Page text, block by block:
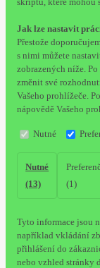
skriptů, které mohou
Jak lze nastavit
Přestože
s nimi můžete
zobrazených níže.
změnit své
Vašeho prohlížeče.
nápovědě Vašeho
Nutné
Nutné
(13)
(1)
Tyto informace jsou
například vkládání
přihlášení do
nebo vzhled stránky